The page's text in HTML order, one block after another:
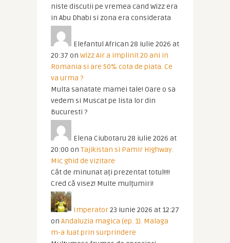
niste discutii pe vremea cand Wizz era
in Abu Dhabi si zona era considerata
Elefantul African 28 iulie 2026 at
20:37 on Wizz Air a implinit 20 ani in
Romania si are 50% cota de piata. Ce
va urma ?
Multa sanatate mamei tale! Oare o sa
vedem si Muscat pe lista lor din
Bucuresti ?
Elena Ciubotaru 28 iulie 2026 at
20:00 on Tajikistan si Pamir Highway.
Mic ghid de vizitare
Cât de minunat ați prezentat totul!!!!
Cred că visez! Multe mulțumiri!
Imperator23 iunie 2026 at 12:27
on Andaluzia magica (ep. 1). Malaga
m-a luat prin surprindere